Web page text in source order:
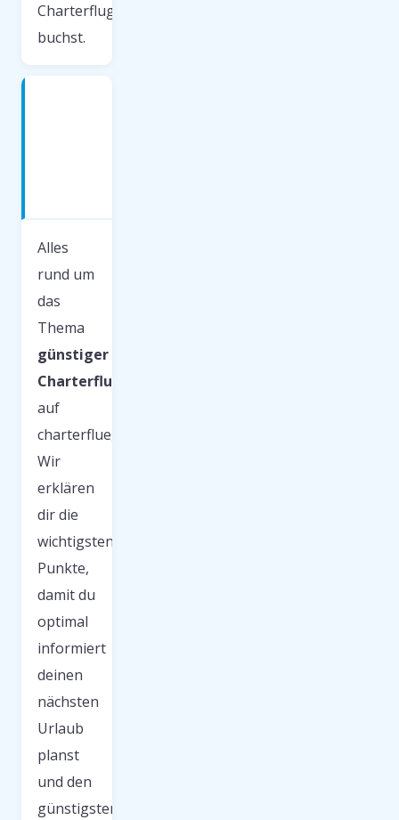
Charterflug
buchst.
Alles
rund um
das
Thema
günstiger
Charterflug
auf
charterfluege.net.
Wir
erklären
dir die
wichtigsten
Punkte,
damit du
optimal
informiert
deinen
nächsten
Urlaub
planst
und den
günstigsten